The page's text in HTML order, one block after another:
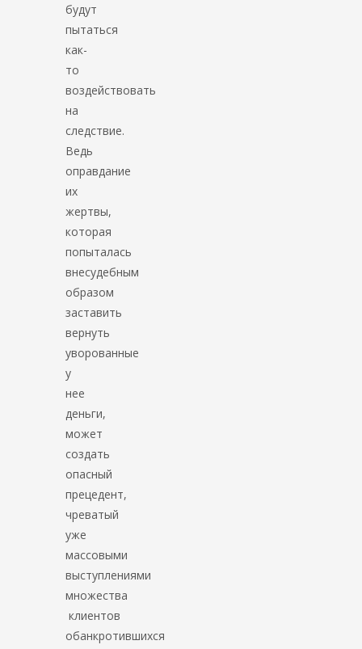
будут
пытаться
как-
то
воздействовать
на
следствие.
Ведь
оправдание
их
жертвы,
которая
попыталась
внесудебным
образом
заставить
вернуть
уворованные
у
нее
деньги,
может
создать
опасный
прецедент,
чреватый
уже
массовыми
выступлениями
множества
клиентов
обанкротившихся